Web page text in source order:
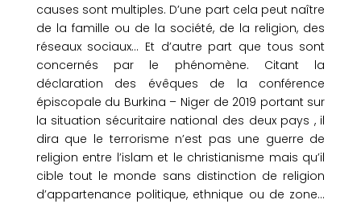
causes sont multiples. D’une part cela peut naître
de la famille ou de la société, de la religion, des
réseaux sociaux… Et d’autre part que tous sont
concernés par le phénomène. Citant la
déclaration des évêques de la conférence
épiscopale du Burkina – Niger de 2019 portant sur
la situation sécuritaire national des deux pays , il
dira que le terrorisme n’est pas une guerre de
religion entre l’islam et le christianisme mais qu’il
cible tout le monde sans distinction de religion
d’appartenance politique, ethnique ou de zone…